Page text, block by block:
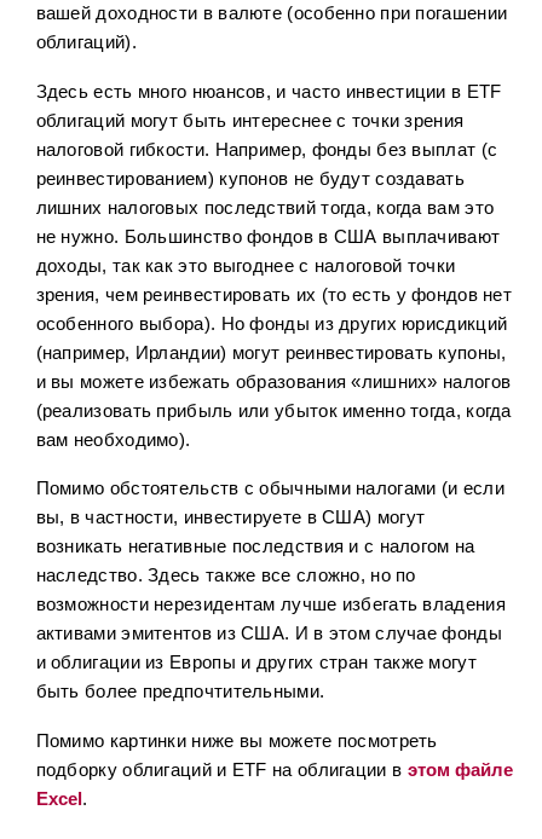
вашей доходности в валюте (особенно при погашении
облигаций).
Здесь есть много нюансов, и часто инвестиции в ETF
облигаций могут быть интереснее с точки зрения
налоговой гибкости. Например, фонды без выплат (с
реинвестированием) купонов не будут создавать
лишних налоговых последствий тогда, когда вам это
не нужно. Большинство фондов в США выплачивают
доходы, так как это выгоднее с налоговой точки
зрения, чем реинвестировать их (то есть у фондов нет
особенного выбора). Но фонды из других юрисдикций
(например, Ирландии) могут реинвестировать купоны,
и вы можете избежать образования «лишних» налогов
(реализовать прибыль или убыток именно тогда, когда
вам необходимо).
Помимо обстоятельств с обычными налогами (и если
вы, в частности, инвестируете в США) могут
возникать негативные последствия и с налогом на
наследство. Здесь также все сложно, но по
возможности нерезидентам лучше избегать владения
активами эмитентов из США. И в этом случае фонды
и облигации из Европы и других стран также могут
быть более предпочтительными.
Помимо картинки ниже вы можете посмотреть
подборку облигаций и ETF на облигации в этом файле
Excel.